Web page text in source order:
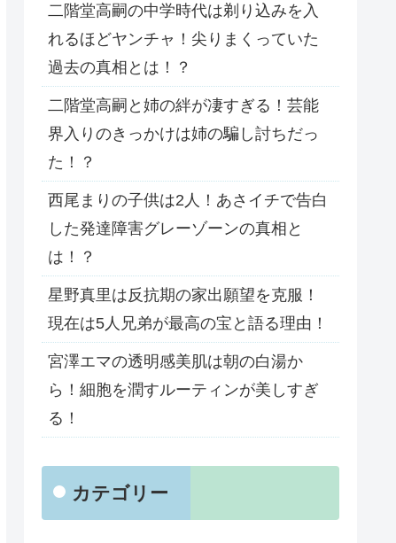
二階堂高嗣の中学時代は剃り込みを入
れるほどヤンチャ！尖りまくっていた
過去の真相とは！？
二階堂高嗣と姉の絆が凄すぎる！芸能
界入りのきっかけは姉の騙し討ちだっ
た！？
西尾まりの子供は2人！あさイチで告白
した発達障害グレーゾーンの真相と
は！？
星野真里は反抗期の家出願望を克服！
現在は5人兄弟が最高の宝と語る理由！
宮澤エマの透明感美肌は朝の白湯か
ら！細胞を潤すルーティンが美しすぎ
る！
カテゴリー